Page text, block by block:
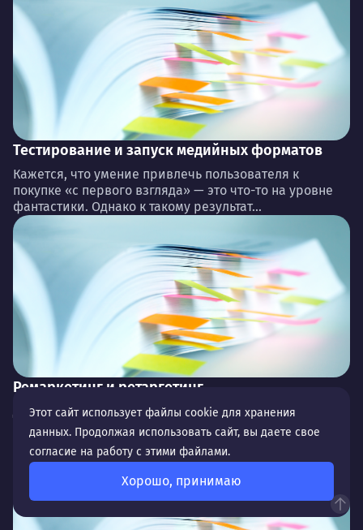
Тестирование и запуск медийных форматов
Кажется, что умение привлечь пользователя к
покупке «с первого взгляда» — это что-то на уровне
фантастики. Однако к такому результат...
Ремаркетинг и ретаргетинг
Для еще более точной и эффективной работы с
целевой аудиторией специалисты используют
разные форматы привлечения клиентов,
оптимизируют кампании и воз...
Этот сайт использует файлы cookie для хранения
данных. Продолжая использовать сайт, вы даете свое
согласие на работу с этими файлами.
Хорошо, принимаю